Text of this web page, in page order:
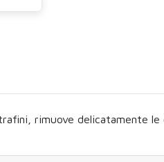
rimuove delicatamente